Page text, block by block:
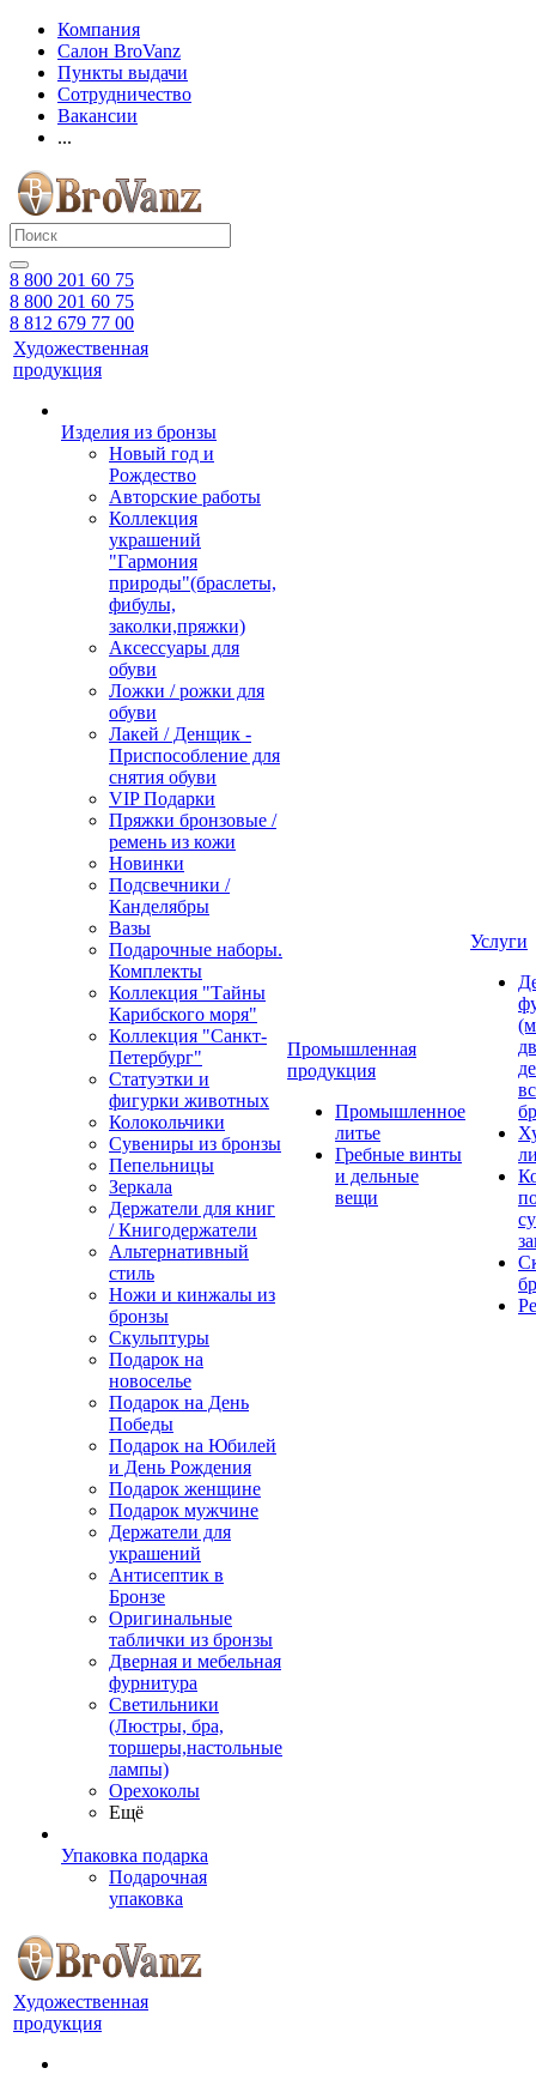
Компания
Салон BroVanz
Пункты выдачи
Сотрудничество
Вакансии
...
8 800 201 60 75
8 800 201 60 75
8 812 679 77 00
Художественная
продукция
Изделия из бронзы
Новый год и
Рождество
Авторские работы
Коллекция
украшений
"Гармония
природы"(браслеты,
фибулы,
заколки,пряжки)
Аксессуары для
обуви
Ложки / рожки для
обуви
Лакей / Денщик -
Приспособление для
снятия обуви
VIP Подарки
Пряжки бронзовые /
ремень из кожи
Новинки
Подсвечники /
Канделябры
Вазы
Подарочные наборы.
Комплекты
Коллекция "Тайны
Карибского моря"
Коллекция "Санкт-
Петербург"
Статуэтки и
фигурки животных
Колокольчики
Сувениры из бронзы
Пепельницы
Зеркала
Держатели для книг
/ Книгодержатели
Альтернативный
стиль
Ножи и кинжалы из
бронзы
Скульптуры
Подарок на
новоселье
Подарок на День
Победы
Подарок на Юбилей
и День Рождения
Подарок женщине
Подарок мужчине
Держатели для
украшений
Антисептик в
Бронзе
Оригинальные
таблички из бронзы
Дверная и мебельная
фурнитура
Светильники
(Люстры, бра,
торшеры,настольные
лампы)
Орехоколы
Ещё
Упаковка подарка
Подарочная
упаковка
Промышленная
продукция
Промышленное
литье
Гребные винты
и дельные
вещи
Услуги
Художественная
продукция